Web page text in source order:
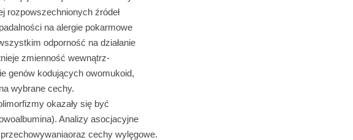
rozpowszechnionych źródeł
na alergie pokarmowe
odporność na działanie
zmienność wewnątrz-
genów kodujących owomukoid,
wybrane cechy.
okazały się być
Analizy asocjacyjne
cechy wylęgowe.